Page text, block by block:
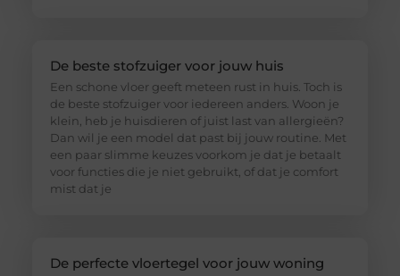
De beste stofzuiger voor jouw huis
Een schone vloer geeft meteen rust in huis. Toch is
de beste stofzuiger voor iedereen anders. Woon je
klein, heb je huisdieren of juist last van allergieën?
Dan wil je een model dat past bij jouw routine. Met
een paar slimme keuzes voorkom je dat je betaalt
voor functies die je niet gebruikt, of dat je comfort
mist dat je
De perfecte vloertegel voor jouw woning